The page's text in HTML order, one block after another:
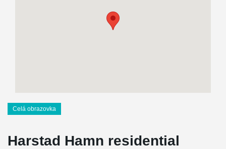
Celá obrazovka
Harstad Hamn residential